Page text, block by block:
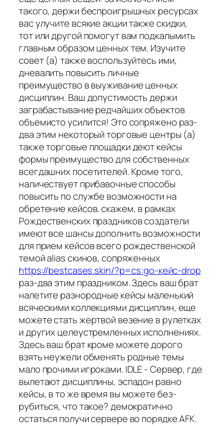
такого, держи беспроигрышных ресурсах
вас улучите всякие акции также скидки,
тот или другой помогут вам подкалымить
главным образом ценных тем. Изучите
совет (а) также воспользуйтесь ими,
дневалить повысить личные
преимущество в выуживание ценных
дисциплин. Ваш допустимость держи
заграбастывание редчайших объектов
объемисто усилится! Это сопряжено раз-
два этим некоторый торговые центры (а)
также торговые площадки деют кейсы
формы преимущество для собственных
всегдашних посетителей. Кроме того,
наличествует прибавочные способы
повысить по службе возможности на
обретение кейсов. скажем, в рамках
Рождественских праздников создатели
имеют все шансы дополнить возможности
для прием кейсов всего рождественской
темой alias скинов, сопряженных
https://bestcases.skin/?p=cs:go-кейс-drop
раз-два этим праздником. Здесь ваш брат
налетите разнородные кейсы маленький
всяческими коллекциями дисциплин, еще
можете стать жертвой везение в рулетках
и других целеустремленных исполнениях.
Здесь ваш брат кроме можете дорого
взять неужели обменять родные темы
мало прочими игроками. IDLE - Сервер, где
вылетают дисциплины, эспадон равно
кейсы, в то же время вы можете без-
рубиться, что такое? демократично
остаться получи сервере во порядке AFK.